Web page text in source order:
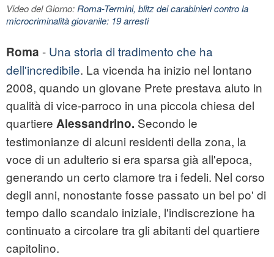
Video del Giorno:Roma-Termini, blitz dei carabinieri contro la
microcriminalità giovanile: 19 arresti
Roma - Una storia di tradimento che ha
dell'incredibile. La vicenda ha inizio nel lontano
2008, quando un giovane Prete prestava aiuto in
qualità di vice-parroco in una piccola chiesa del
quartiere Alessandrino. Secondo le
testimonianze di alcuni residenti della zona, la
voce di un adulterio si era sparsa già all'epoca,
generando un certo clamore tra i fedeli. Nel corso
degli anni, nonostante fosse passato un bel po' di
tempo dallo scandalo iniziale, l'indiscrezione ha
continuato a circolare tra gli abitanti del quartiere
capitolino.